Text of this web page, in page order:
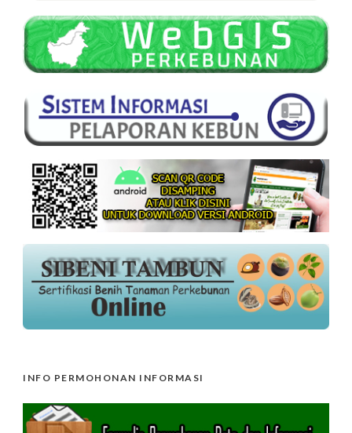
INFO PERMOHONAN INFORMASI